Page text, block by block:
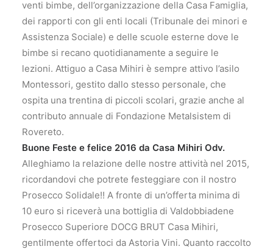
venti bimbe, dell’organizzazione della Casa Famiglia,
dei rapporti con gli enti locali (Tribunale dei minori e
Assistenza Sociale) e delle scuole esterne dove le
bimbe si recano quotidianamente a seguire le
lezioni. Attiguo a Casa Mihiri è sempre attivo l’asilo
Montessori, gestito dallo stesso personale, che
ospita una trentina di piccoli scolari, grazie anche al
contributo annuale di Fondazione Metalsistem di
Rovereto.
Buone Feste e felice 2016 da Casa Mihiri Odv.
Alleghiamo la relazione delle nostre attività nel 2015,
ricordandovi che potrete festeggiare con il nostro
Prosecco Solidale!! A fronte di un’offerta minima di
10 euro si riceverà una bottiglia di Valdobbiadene
Prosecco Superiore DOCG BRUT Casa Mihiri,
gentilmente offertoci da Astoria Vini. Quanto raccolto